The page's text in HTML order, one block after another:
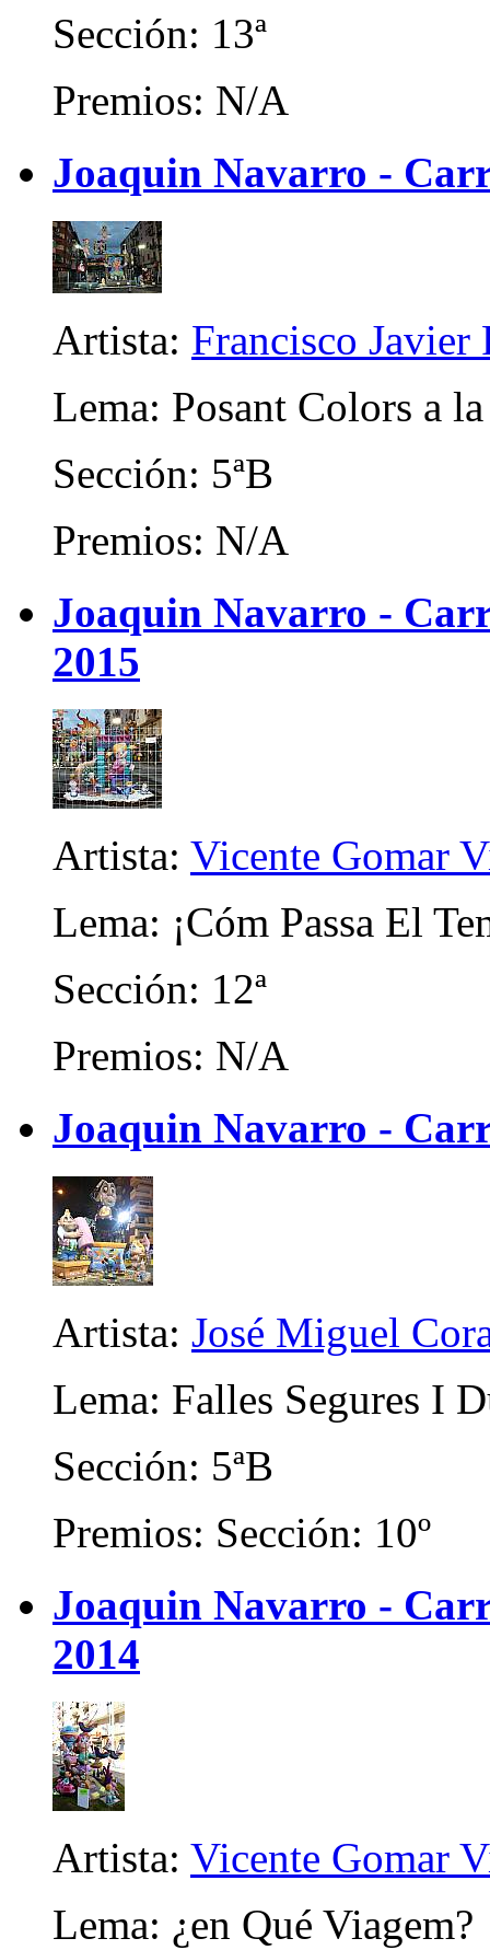
Sección: 13ª
Premios: N/A
Joaquin Navarro -
Artista: Francisco Javier
Lema: Posant Colors a
Sección: 5ªB
Premios: N/A
Joaquin Navarro -
2015
Artista: Vicente Gomar
Lema: ¡Cóm Passa El
Sección: 12ª
Premios: N/A
Joaquin Navarro -
Artista: José Miguel
Lema: Falles Segures I
Sección: 5ªB
Premios: Sección: 10º
Joaquin Navarro -
2014
Artista: Vicente Gomar
Lema: ¿en Qué Viagem?